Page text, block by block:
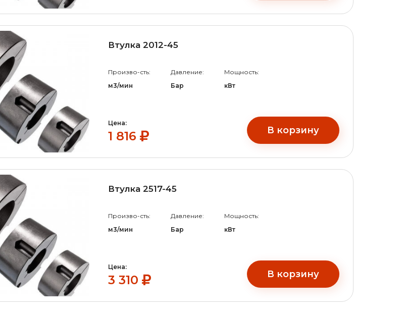
Втулка 2012-45
Произво-сть:
м3/мин
Давление:
Бар
Мощность:
кВт
Цена:
1 816 В корзину
Втулка 2517-45
Произво-сть:
м3/мин
Давление:
Бар
Мощность:
кВт
Цена:
3 310 В корзину